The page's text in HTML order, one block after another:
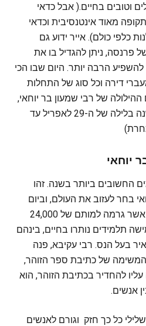
וטובים בחיים.( אבל כדאי
מאוד אינטנסיבית וכדאי
כלפי כולם). אייר ידוע גם
פרנסה, ניתן להגדיל בו את
הרבה יותר. היום שבו הכי
דירה וכל סוג של התחלות
של רבי שמעון בר יוחאי,
מחבר ספר הזוהר(יחול השנה בלילה של ה-29 לאפריל עד
יוחאי
החשובים ביותר בשנה. זהו
בחר לעזוב את העולם, וביום
הזה בדיוק, פסקה המגיפה, אשר גרמה למותם של 24,000
תלמידים נותרו בחיים, בינהם
בעל הנס. רבי עקיבא, פנה
המשימה של כתיבת ספר הזוהר,
להחדיר בכתיבת הזוהר, הוא
אנשים.
כל כך חזק וגורם לאנשים